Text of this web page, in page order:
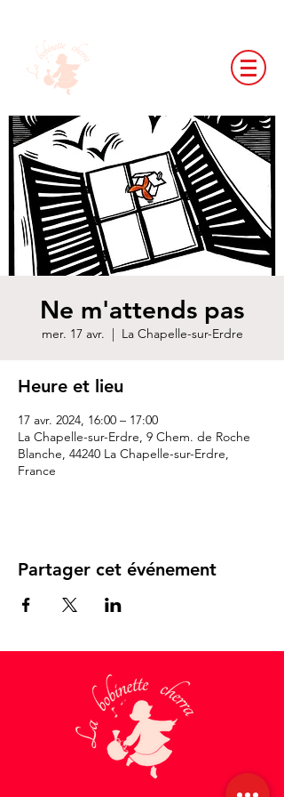
Ne m'attends pas
mer. 17 avr.
  |
La Chapelle-sur-Erdre
Heure et lieu
17 avr. 2024, 16:00 – 17:00
La Chapelle-sur-Erdre, 9 Chem. de Roche
Blanche, 44240 La Chapelle-sur-Erdre,
France
Partager cet événement